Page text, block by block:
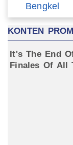
Bengkel